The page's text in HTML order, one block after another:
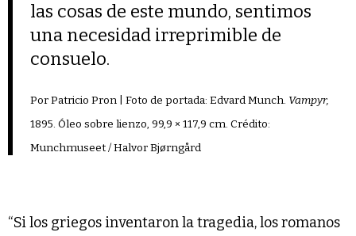
las cosas de este mundo, sentimos
una necesidad irreprimible de
consuelo.
Por Patricio Pron | Foto de portada: Edvard Munch. Vampyr,
1895. Óleo sobre lienzo, 99,9 × 117,9 cm. Crédito:
Munchmuseet / Halvor Bjørngård
“Si los griegos inventaron la tragedia, los romanos